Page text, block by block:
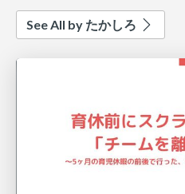
See All by たかしろ